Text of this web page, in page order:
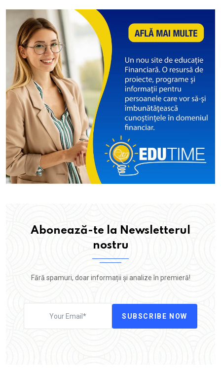
Abonează-te la Newsletterul
nostru
Fără spamuri, doar informații și analize în premieră!
SUBSCRIBE NOW